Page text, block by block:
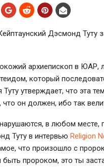
Дэсмонд Туту
архиепископ в ЮАР,
который
утверждает, что эта
он должен, ибо так
в любом
Туту в интервью Religion
что произошло с
пророком, это ты